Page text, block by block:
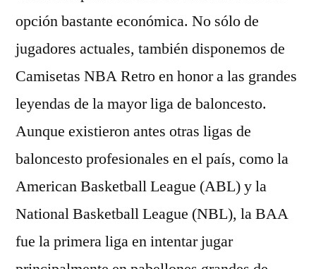
opción bastante económica. No sólo de
jugadores actuales, también disponemos de
Camisetas NBA Retro en honor a las grandes
leyendas de la mayor liga de baloncesto.
Aunque existieron antes otras ligas de
baloncesto profesionales en el país, como la
American Basketball League (ABL) y la
National Basketball League (NBL), la BAA
fue la primera liga en intentar jugar